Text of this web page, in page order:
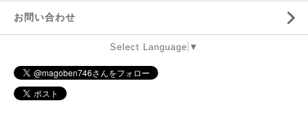
お問い合わせ
Select Language ▼